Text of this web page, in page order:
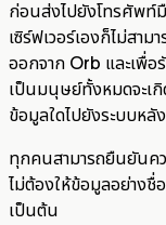
ก่อนส่งไปยังโทรศัพท์
เซิร์ฟเวอร์เองก็ไม่สา
ออกจาก Orb และเพื่อ
เป็นมนุษย์ทั้งหมดจะเกิ
ข้อมูลใดไปยังระบบหลั
ทุกคนสามารถยืนยันค
ไม่ต้องให้ข้อมูลอย่างชื่
เป็นต้น